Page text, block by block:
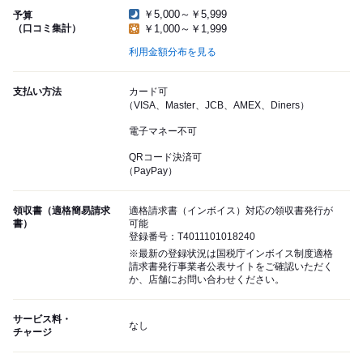
予算
（口コミ集計）
￥5,000～￥5,999
￥1,000～￥1,999
利用金額分布を見る
支払い方法
カード可
（VISA、Master、JCB、AMEX、Diners）
電子マネー不可
QRコード決済可
（PayPay）
領収書（適格簡易請求
書）
適格請求書（インボイス）対応の領収書発行が
可能
登録番号：T4011101018240
※最新の登録状況は国税庁インボイス制度適格
請求書発行事業者公表サイトをご確認いただく
か、店舗にお問い合わせください。
サービス料・
チャージ
なし